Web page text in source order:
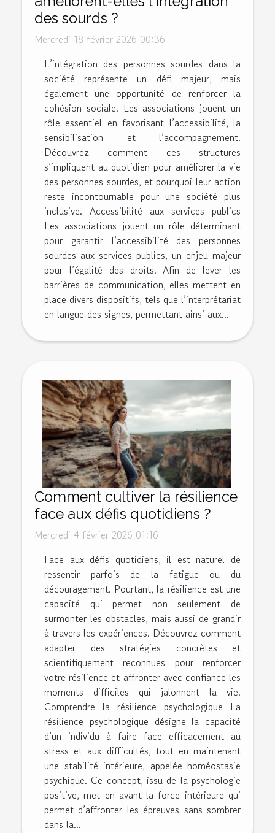
des sourds ?
Mercredi 18 février 2026 00:36
L’intégration des personnes sourdes dans la
société représente un défi majeur, mais
également une opportunité de renforcer la
cohésion sociale. Les associations jouent un
rôle essentiel en favorisant l’accessibilité, la
sensibilisation et l’accompagnement.
Découvrez comment ces structures
s’impliquent au quotidien pour améliorer la vie
des personnes sourdes, et pourquoi leur action
reste incontournable pour une société plus
inclusive. Accessibilité aux services publics
Les associations jouent un rôle déterminant
pour garantir l’accessibilité des personnes
sourdes aux services publics, un enjeu majeur
pour l’égalité des droits. Afin de lever les
barrières de communication, elles mettent en
place divers dispositifs, tels que l’interprétariat
en langue des signes, permettant ainsi aux...
Comment cultiver la résilience
face aux défis quotidiens ?
Mercredi 4 février 2026 01:16
Face aux défis quotidiens, il est naturel de
ressentir parfois de la fatigue ou du
découragement. Pourtant, la résilience est une
capacité qui permet non seulement de
surmonter les obstacles, mais aussi de grandir
à travers les expériences. Découvrez comment
adapter des stratégies concrètes et
scientifiquement reconnues pour renforcer
votre résilience et affronter avec confiance les
moments difficiles qui jalonnent la vie.
Comprendre la résilience psychologique La
résilience psychologique désigne la capacité
d’un individu à faire face efficacement au
stress et aux difficultés, tout en maintenant
une stabilité intérieure, appelée homéostasie
psychique. Ce concept, issu de la psychologie
positive, met en avant la force intérieure qui
permet d’affronter les épreuves sans sombrer
dans la...